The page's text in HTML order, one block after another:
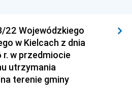
22 Wojewódzkiego
w Kielcach z dnia
w przedmiocie
utrzymania
terenie gminy